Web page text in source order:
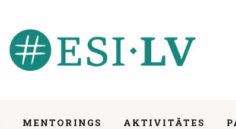
MENTORINGS AKTIVITĀTES